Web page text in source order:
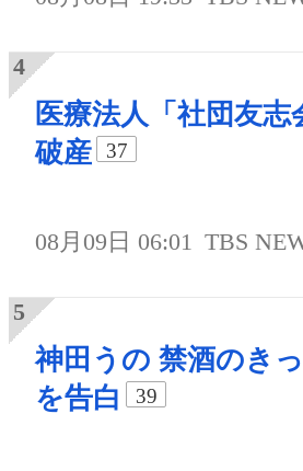
医療法人「社団友志
破産
37
08月09日 06:01 TBS
神田うの 禁酒のき
を告白
39